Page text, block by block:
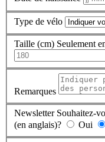
Type de vélo
Taille (cm) Seulement
Remarques
Newsletter Souhaitez-
(en anglais)?
Oui